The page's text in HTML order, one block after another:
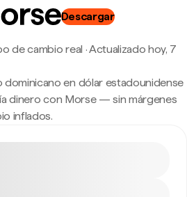
Descargar
de cambio real ·Actualizado hoy, 7
dominicano en dólar estadounidense
dinero con Morse — sin márgenes
inflados.